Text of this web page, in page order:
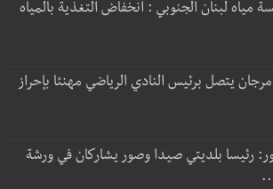
مياه لبنان الجنوبي : انخفاض التغذية بالمياه
يتصل برئيس النادي الرياضي مهنئا بإحراز
رئيسا بلديتي صيدا وصور يشاركان في ورشة